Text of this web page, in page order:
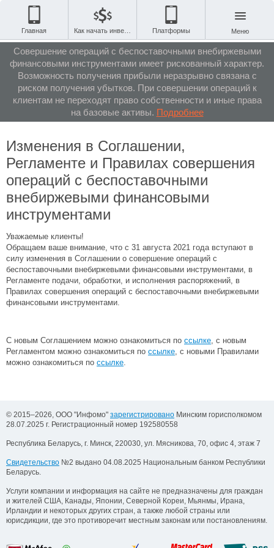
Совершение операций с беспоставочными внебиржевыми
финансовыми инструментами имеет рискованный характер.
Возможность получения прибыли неразрывно связана с
риском получения убытков. При совершении операций к
клиентам не переходят право собственности и иные права
на базовые активы. Подробнее
Главная Платформы Меню
Изменения в Соглашении,
Регламенте и Правилах совершения
операций с беспоставочными
внебиржевыми финансовыми
инструментами
Уважаемые клиенты!
Обращаем ваше внимание, что с 31 августа 2021 года вступают в
силу изменения в Соглашении о совершение операций с
беспоставочными внебиржевыми финансовыми инструментами, в
Регламенте подачи, обработки, и исполнения распоряжений, в
Правилах совершения операций с беспоставочными внебиржевыми
финансовыми инструментами.
С новым Соглашением можно ознакомиться по ссылке, c новым
Регламентом можно ознакомиться по ссылке, с новыми Правилами
можно ознакомиться по ссылке.
© 2015–2026, ООО "Инфомо" зарегистрировано Минским горисполкомом
28.07.2025 г. Регистрационный номер 192580558
Республика Беларусь, г. Минск, 220030, ул. Мясникова, 70, офис 4, этаж 7
Свидетельство №2 выдано 04.08.2025 Национальным банком Республики
Беларусь.
Услуги компании и информация на сайте не предназначены для граждан
и жителей США, Канады, Японии, Северной Кореи, Мьянмы, Ирана,
Ирландии и некоторых других стран, а также любой страны или
юрисдикции, где это противоречит местным законам или постановлениям.